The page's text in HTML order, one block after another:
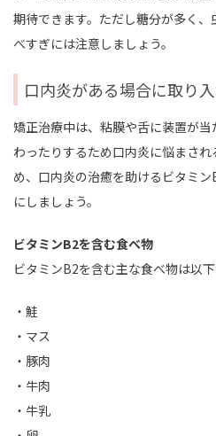
期待できます。ただし糖分が多く
べすぎには注意しましょう。
口内炎がある場合に取り
矯正治療中は、粘膜や舌に装置が
わったりするため口内炎に悩まさ
め、口内炎の治癒を助けるビタミ
にしましょう。
ビタミンB2を含む食べ物
ビタミンB2を含む主な食べ物は以下
・鮭
・マス
・豚肉
・牛肉
・牛乳